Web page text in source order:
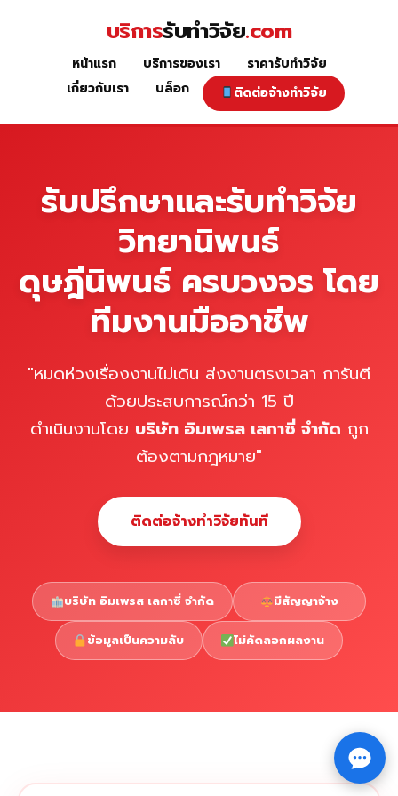
หน้าแรก
Copyright © 2026 รับทำวิจัย รับทำวิทยานิพนธ์ รับทำ⇧
บริการรับทำวิจัย.com
หน้าแรก บริการของเรา
ราคารับทำวิจัย
เกี่ยวกับเรา
บล็อก ติดต่อจ้างทำวิจัย
รับปรึกษาและรับทำวิจัย
วิทยานิพนธ์
ดุษฎีนิพนธ์ ครบวงจร โดย
ทีมงานมืออาชีพ
"หมดห่วงเรื่องงานไม่เดิน ส่งงานตรงเวลา การันตี
ด้วยประสบการณ์กว่า 15 ปี
ดำเนินงานโดย บริษัท อิมเพรส เลกาซี่ จำกัด ถูก
ต้องตามกฎหมาย"
ติดต่อจ้างทำวิจัยทันที
บริษัท อิมเพรส เลกาซี่ จำกัด มีสัญญาจ้าง
ข้อมูลเป็นความลับ ไม่คัดลอกผลงาน